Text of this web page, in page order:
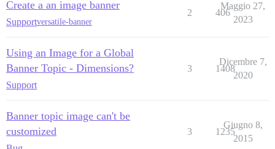
Create a an image banner
Supportversatile-banner
2 406
Maggio 27,
2023
Using an Image for a Global
Banner Topic - Dimensions?
Support
3 1408
Dicembre 7,
2020
Banner topic image can't be
customized
3 1235
Giugno 8,
2015